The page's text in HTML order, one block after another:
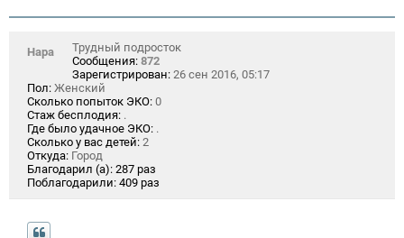
Нара
Трудный подросток
Сообщения: 872
Зарегистрирован: 26 сен 2016, 05:17
Пол: Женский
Сколько попыток ЭКО: 0
Стаж бесплодия: .
Где было удачное ЭКО: .
Сколько у вас детей: 2
Откуда: Город
Благодарил (а): 287 раз
Поблагодарили: 409 раз